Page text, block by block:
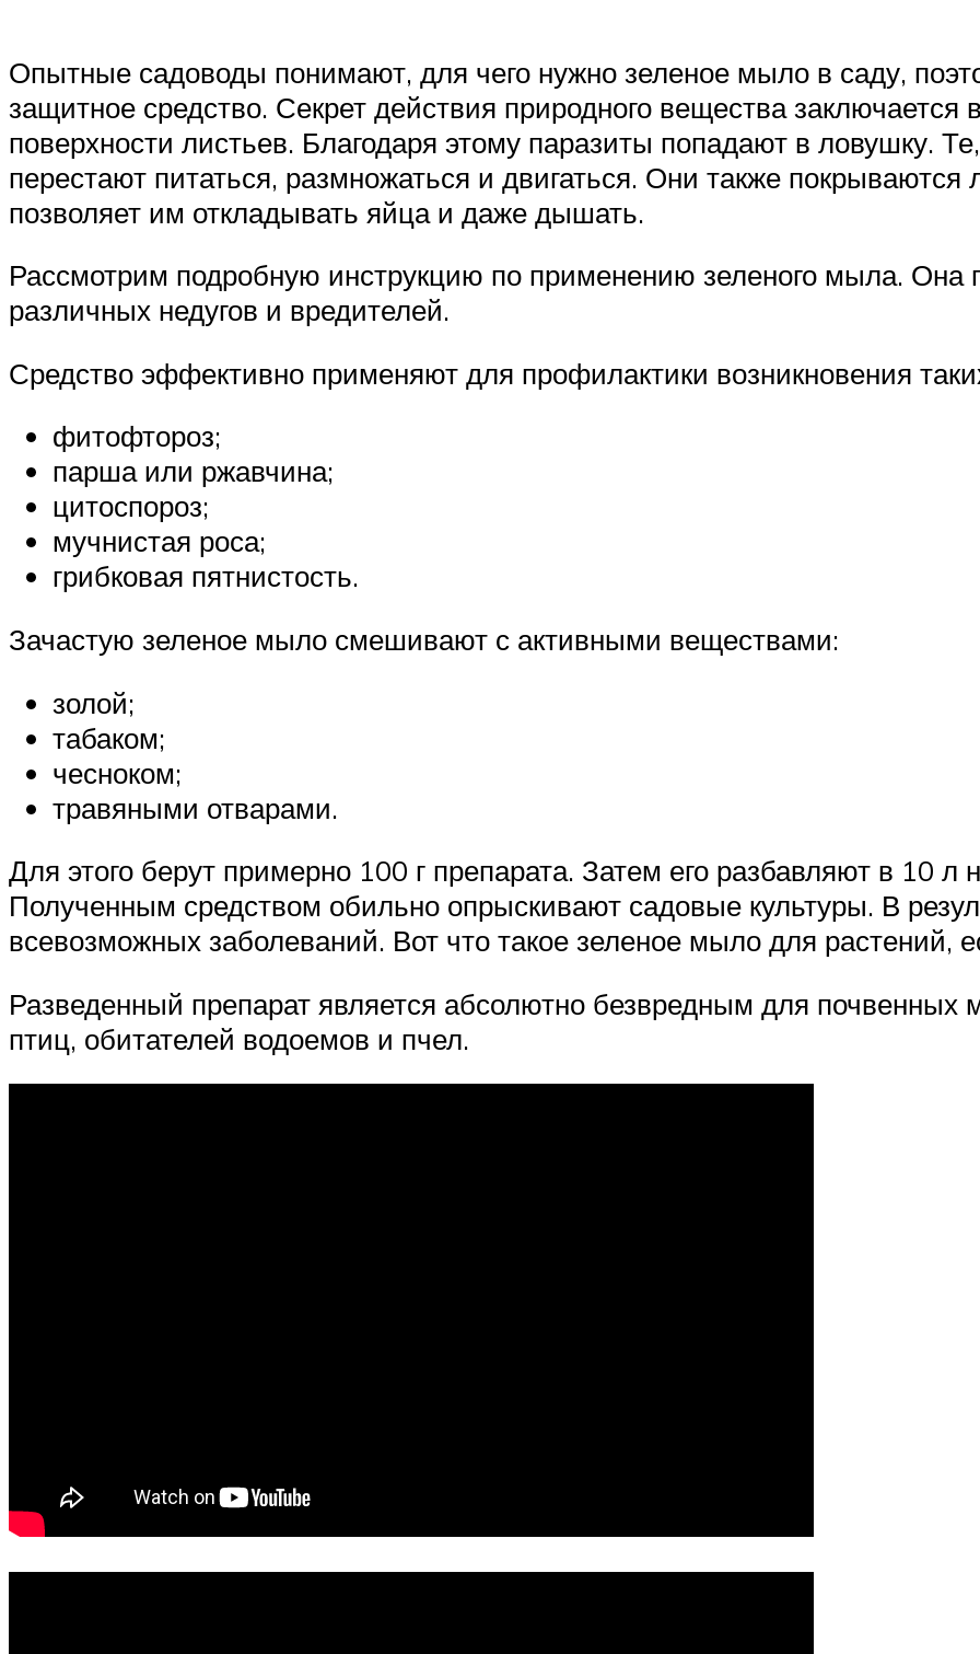
Опытные садоводы понимают, для чего нужно зеленое мыло в саду,
защитное средство. Секрет действия природного вещества заключается
поверхности листьев. Благодаря этому паразиты попадают в ловушку.
перестают питаться, размножаться и двигаться. Они также
позволяет им откладывать яйца и даже дышать.
Рассмотрим подробную инструкцию по применению зеленого мыла. Она
различных недугов и вредителей.
Средство эффективно применяют для профилактики возникновения
фитофтороз;
парша или ржавчина;
цитоспороз;
мучнистая роса;
грибковая пятнистость.
Зачастую зеленое мыло смешивают с активными веществами:
золой;
табаком;
чесноком;
травяными отварами.
Для этого берут примерно 100 г препарата. Затем его разбавляют в 10 л
Полученным средством обильно опрыскивают садовые культуры. В
всевозможных заболеваний. Вот что такое зеленое мыло для растений,
Разведенный препарат является абсолютно безвредным для почвенных
птиц, обитателей водоемов и пчел.